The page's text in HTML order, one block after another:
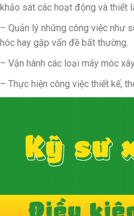
khảo sát các hoạt động và thiết
– Quản lý những công việc như
hóc hay gặp vấn đề bất thường.
– Vận hành các loại máy móc
– Thực hiện công việc thiết kế,